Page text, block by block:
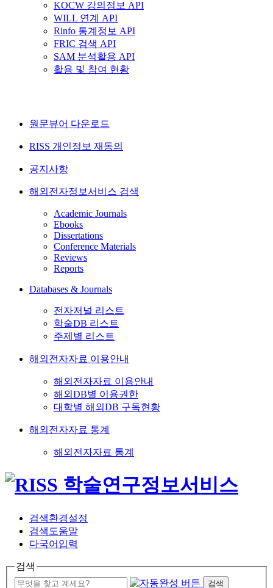
KOCW 강의정보 API
WILL 연계 API
Rinfo 통계정보 API
FRIC 검색 API
SAM 분석활용 API
활용 및 참여 현황
원문뷰어 다운로드
RISS 개인정보 재동의
공지사항
해외전자정보서비스 검색
Academic Journals
Ebooks
Dissertations
Conference Materials
Reviews
Reports
Databases & Journals
전자저널 리스트
학술DB 리스트
주제별 리스트
해외전자자료 이용안내
해외전자자료 이용안내
해외DB별 이용권한
대학별 해외DB 구독현황
해외전자자료 통계
해외전자자료 통계
검색환경설정
검색도움말
다국어입력
검색
검색